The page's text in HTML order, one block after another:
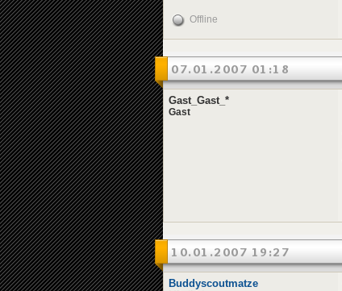
Offline
07.01.2007 01:18
Gast_Gast_*
Gast
10.01.2007 19:27
Buddyscoutmatze